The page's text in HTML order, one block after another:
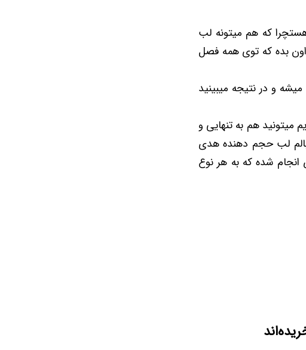
که هم میتونه لب
بده که توی همه فصل
و در نتیجه میبینید
میتونید هم به تنهایی و
بالم لب حجم دهنده هدی
شده که به هر نوع